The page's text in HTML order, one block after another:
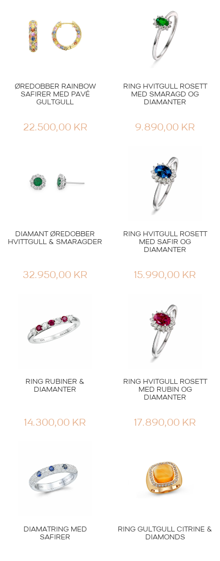
ØREDOBBER RAINBOW
SAFIRER MED PAVÉ
GULTGULL
22.500,00 KR
RING HVITGULL ROSETT
MED SMARAGD OG
DIAMANTER
9.890,00 KR
DIAMANT ØREDOBBER
HVITTGULL & SMARAGDER
32.950,00 KR
RING HVITGULL ROSETT
MED SAFIR OG
DIAMANTER
15.990,00 KR
RING RUBINER &
DIAMANTER
14.300,00 KR
RING HVITGULL ROSETT
MED RUBIN OG
DIAMANTER
17.890,00 KR
DIAMATRING MED
SAFIRER
RING GULTGULL CITRINE &
DIAMONDS